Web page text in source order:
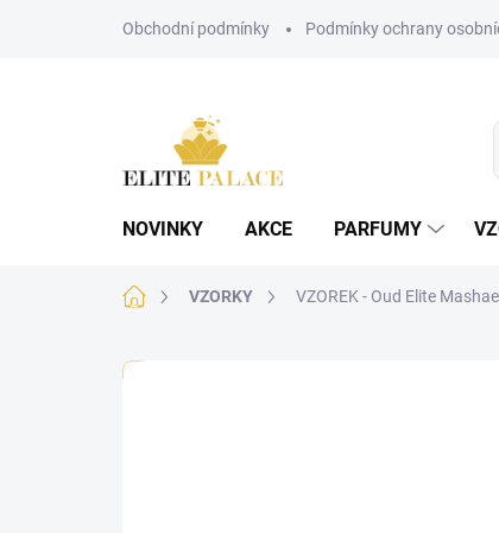
Obchodní podmínky Podmínky ochrany
NOVINKY AKCE PARFUMY
Domů VZORKY VZOREK - Oud Elite